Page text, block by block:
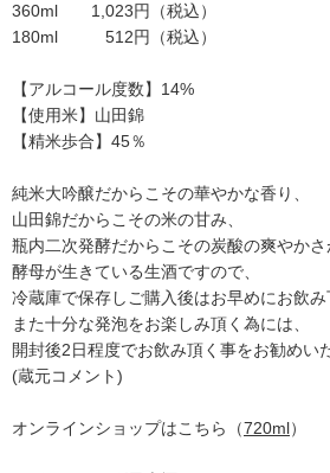
360ml 1,023円（税込）
180ml 512円（税込）
【アルコール度数】14%
【使用米】山田錦
【精米歩合】45％
純米大吟醸だからこその華やかな香り、
山田錦だからこその米の甘み、
瓶内二次発酵だからこその炭酸の爽やかさ
酵母が生きている生酒ですので、
冷蔵庫で保存しご購入後はお早めにお飲み
また十分な発泡をお楽しみ頂く為には、
開封後2日程度でお飲み頂く事をお勧めい
(蔵元コメント)
オンラインショップはこちら（720ml）